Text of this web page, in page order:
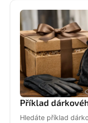
Příklad
Hledáte příklad